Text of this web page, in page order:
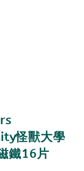
怪獸大學
鐵16片